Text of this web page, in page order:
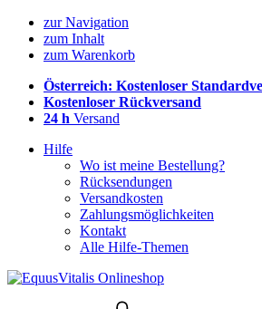
zur Navigation
zum Inhalt
zum Warenkorb
Österreich: Kostenloser
Kostenloser Rückversand
24 h Versand
Hilfe
Wo ist meine Bestellung?
Rücksendungen
Versandkosten
Zahlungsmöglichkeiten
Kontakt
Alle Hilfe-Themen